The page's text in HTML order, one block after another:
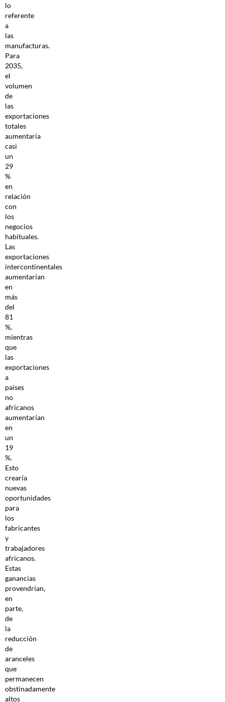
lo
referente
a
las
manufacturas.
Para
2035,
el
volumen
de
las
exportaciones
totales
aumentaría
casi
un
29
%
en
relación
con
los
negocios
habituales.
Las
exportaciones
intercontinentales
aumentarían
en
más
del
81
%,
mientras
que
las
exportaciones
a
países
no
africanos
aumentarían
en
un
19
%.
Esto
crearía
nuevas
oportunidades
para
los
fabricantes
y
trabajadores
africanos.
Estas
ganancias
provendrían,
en
parte,
de
la
reducción
de
aranceles
que
permanecen
obstinadamente
altos